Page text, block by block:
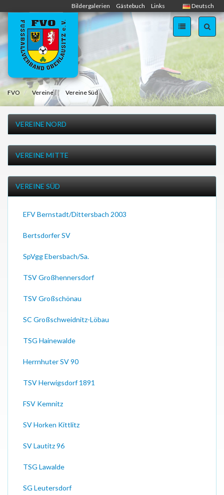
navigation
Deutsch
Bildergalerien Gästebuch Links
FVO Vereine Vereine Süd
VEREINE NORD
VEREINE MITTE
VEREINE SÜD
EFV Bernstadt/Dittersbach 2003
Bertsdorfer SV
SpVgg Ebersbach/Sa.
TSV Großhennersdorf
TSV Großschönau
SC Großschweidnitz-Löbau
TSG Hainewalde
Herrnhuter SV 90
TSV Herwigsdorf 1891
FSV Kemnitz
SV Horken Kittlitz
SV Lautitz 96
TSG Lawalde
SG Leutersdorf